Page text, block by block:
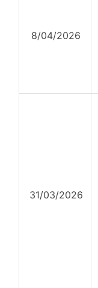
8/04/2026
31/03/2026